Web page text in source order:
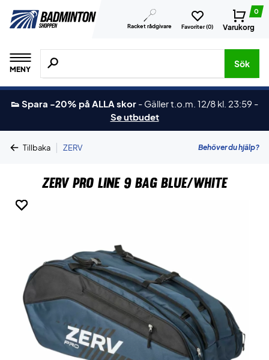
Racket rådgivare Favoriter (0)
0
Varukorg
MENY
Sök efter produkter, märken osv.
Sök
👟 Spara -20% på ALLA skor - Gäller t.o.m. 12/8 kl. 23:59 -
Se utbudet
Tillbaka | ZERV Behöver du hjälp?
ZERV Pro Line 9 Bag Blue/White